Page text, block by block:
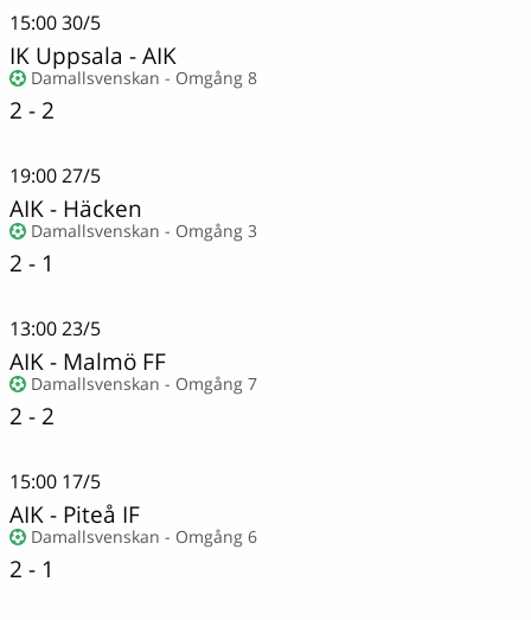
15:0030/5
IK Uppsala -AIK
Damallsvenskan - Omgång 8
2 - 2
19:0027/5
AIK- Häcken
Damallsvenskan - Omgång 3
2 - 1
13:0023/5
AIK- Malmö FF
Damallsvenskan - Omgång 7
2 - 2
15:00 17/5
AIK- Piteå IF
Damallsvenskan - Omgång 6
2 - 1